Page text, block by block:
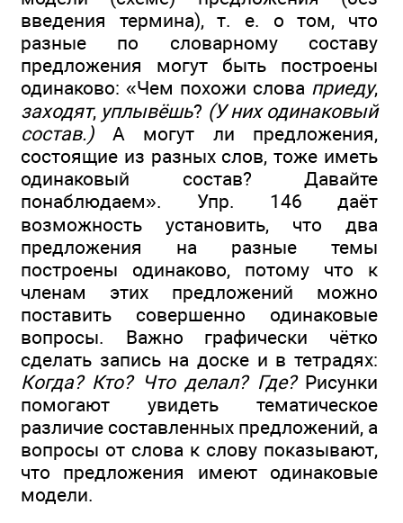
введения термина), т. е. о том, что
разные по словарному составу
предложения могут быть построены
одинаково: «Чем похожи слова приеду,
заходят, уплывёшь? (У них одинаковый
состав.)А могут ли предложения,
состоящие из разных слов, тоже иметь
одинаковый состав? Давайте
понаблюдаем». Упр. 146 даёт
возможность установить, что два
предложения на разные темы
построены одинаково, потому что к
членам этих предложений можно
поставить совершенно одинаковые
вопросы. Важно графически чётко
сделать запись на доске и в тетрадях:
Когда? Кто? Что делал? Где?Рисунки
помогают увидеть тематическое
различие составленных предложений, а
вопросы от слова к слову показывают,
что предложения имеют одинаковые
модели.